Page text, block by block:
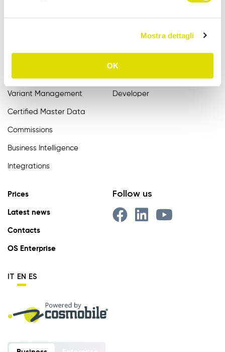
Mostra dettagli
OK
Features
B2B Order Sender
Variant Management
Certified Master Data
Commissions
Business Intelligence
Integrations
Assistance
Developer
Prices
Latest news
Contacts
OS Enterprise
IT EN ES
Follow us